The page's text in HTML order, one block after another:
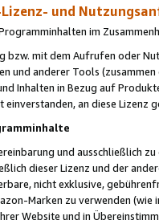
Lizenz- und
im
bzw. mit dem Aufrufen oder
und anderer Tools (zusammen
Inhalten in Bezug auf
an diese Lizenz
und ausschließlich
dieser Lizenz und der
nicht exklusive,
Marken zu verwenden
Website und in